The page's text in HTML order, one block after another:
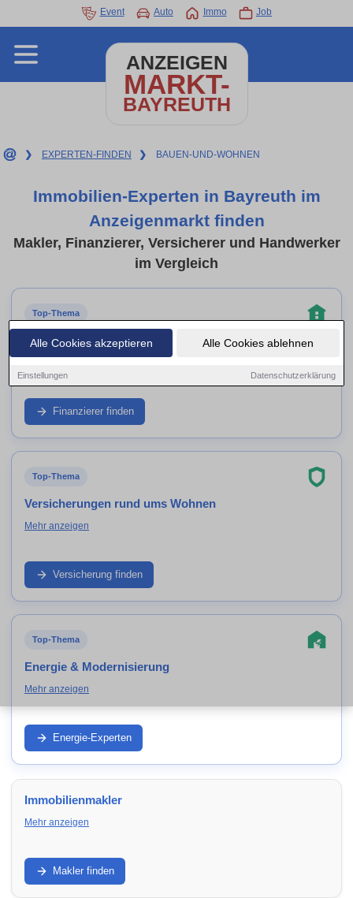
Alle Cookies akzeptieren Alle Cookies ablehnen
Einstellungen Datenschutzerklärung
Event Auto Immo Job
ANZEIGEN
MARKT-
BAYREUTH
❯ EXPERTEN-FINDEN ❯ BAUEN-UND-WOHNEN
Immobilien-Experten in Bayreuth im
Anzeigenmarkt finden
Makler, Finanzierer, Versicherer und Handwerker
im Vergleich
Top-Thema
Immobilienfinanzierung
Vergleiche Finanzierung, Zinsen und Fördermittel für Haus
oder Wohnung in Bayreuth. Finde Berater, die dir schnell
Klarheit über Budget, Rate und Machbarkeit geben.
Finanzierer finden
Top-Thema
Versicherungen rund ums Wohnen
Mehr anzeigen
Von Wohngebäude bis Hausrat: Finde Versicherungsberater
in Bayreuth, die Absicherung, Preis-Leistung und sinnvolle
Bausteine verständlich vergleichen.
Versicherung finden
Top-Thema
Energie & Modernisierung
Mehr anzeigen
Strom/Gas, Wärmepumpe, PV und Effizienz: Entdecke
Anbieter und Experten in Bayreuth – für niedrigere laufende
Kosten und zukunftssichere Modernisierung.
Energie-Experten
Immobilienmakler
Mehr anzeigen
Verkauf, Vermietung, Bewertung und Vermarktung: Finde
Makler in Bayreuth, die Objektaufnahme, Exposé,
Besichtigungen und Verhandlung professionell übernehmen.
Makler finden